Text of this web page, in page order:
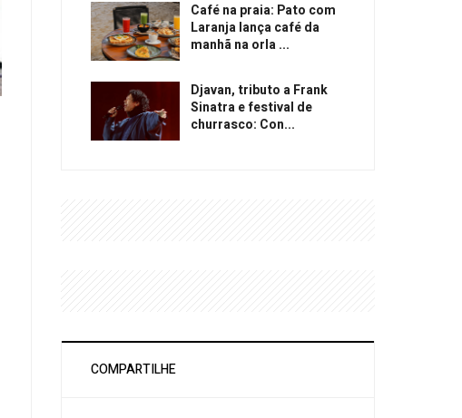
Café na praia: Pato com
Laranja lança café da
manhã na orla ...
Djavan, tributo a Frank
Sinatra e festival de
churrasco: Con...
COMPARTILHE